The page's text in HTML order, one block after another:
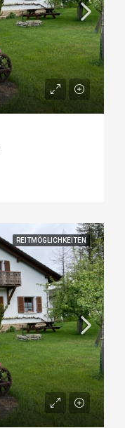
REITMÖGLICHKEITEN